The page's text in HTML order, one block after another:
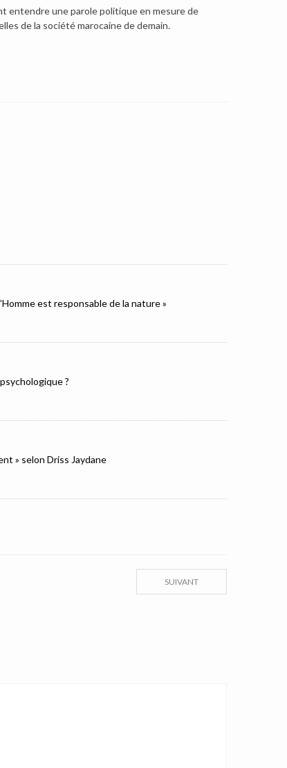
entendre une parole politique en mesure de
de la société marocaine de demain.
est responsable de la nature »
?
» selon Driss Jaydane
SUIVANT